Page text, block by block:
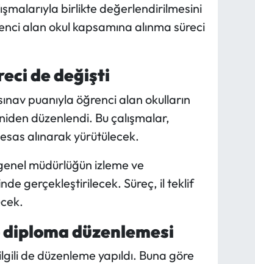
birlikte değerlendirilmesini
alan okul kapsamına alınma süreci
de değişti
puanıyla öğrenci alan okulların
düzenlendi. Bu çalışmalar,
alınarak yürütülecek.
müdürlüğün izleme ve
gerçekleştirilecek. Süreç, il teklif
düzenlemesi
de düzenleme yapıldı. Buna göre